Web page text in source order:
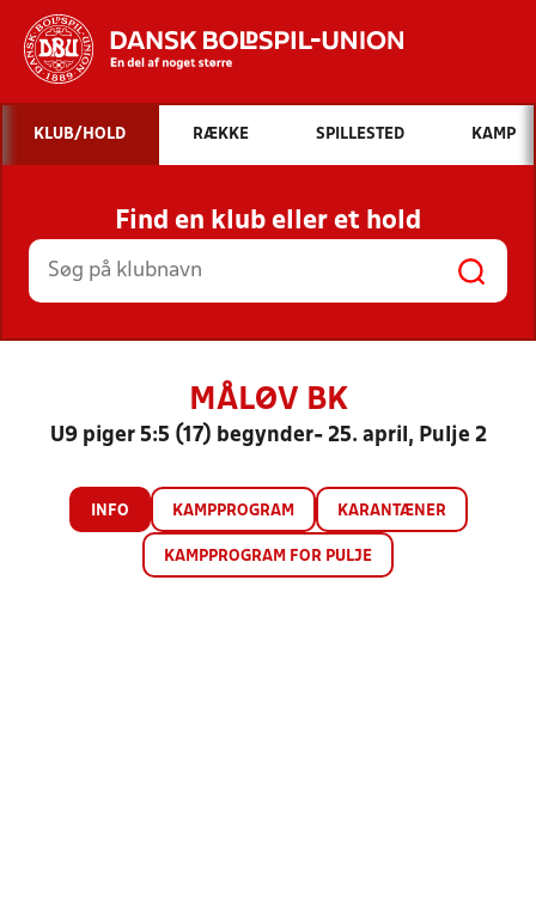
Hvad vil du søge efter?
INDHOLD OG NYHEDER
STILLINGER, RESULTATER, KLUBBER OG
HOLD
KLUB/HOLD RÆKKE SPILLESTED KAMP
Find en klub eller et hold
MÅLØV BK
U9 piger 5:5 (17) begynder- 25. april, Pulje 2
INFO KAMPPROGRAM KARANTÆNER
KAMPPROGRAM FOR PULJE